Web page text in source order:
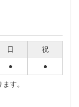
日 祝
● ●
す。